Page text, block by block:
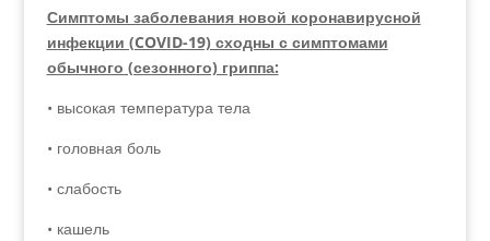
Симптомы заболевания новой коронавирусной
инфекции (COVID-19) сходны с симптомами
обычного (сезонного) гриппа:
• высокая температура тела
• головная боль
• слабость
• кашель